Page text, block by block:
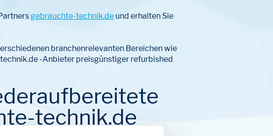
gebrauchte-technik.de und erhalten Sie
branchenrelevanten Bereichen wie
-Anbieter preisgünstiger refurbished
technik.de